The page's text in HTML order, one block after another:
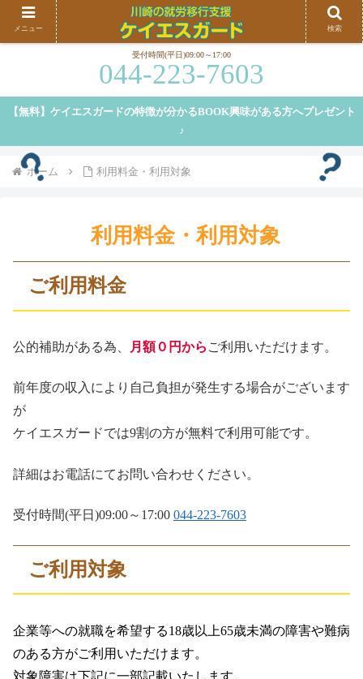
川崎、横浜を中心に就労移行支援を行うケイエスガードです。就労移行支援の特徴や、弊
社の特徴等についてご紹介しております。
受付時間(平日)09:00～17:00
044-223-7603
【無料】ケイエスガードの特徴が分かるBOOK興味がある方へプレゼント
♪
ホーム 利用料金・利用対象
利用料金・利用対象
ご利用料金
公的補助がある為、 月額０円から ご利用いただけます。
前年度の収入により自己負担が発生する場合がございます
が
ケイエスガードでは9割の方が無料で利用可能です。
詳細はお電話にてお問い合わせください。
受付時間(平日)09:00～17:00 044-223-7603
ご利用対象
企業等への就職を希望する18歳以上65歳未満の障害や難病
のある方がご利用いただけます。
対象障害は下記に一部記載いたします。
メニュー 検索